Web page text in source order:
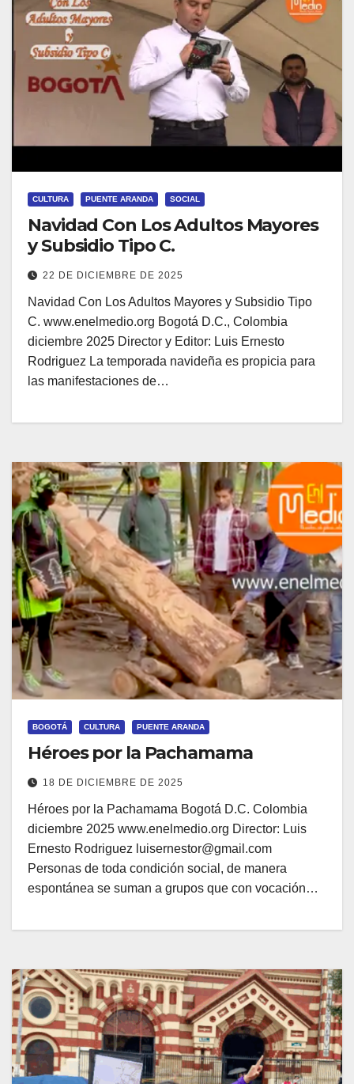
CULTURA PUENTE ARANDA SOCIAL
Navidad Con Los Adultos Mayores
y Subsidio Tipo C.
22 DE DICIEMBRE DE 2025
Navidad Con Los Adultos Mayores y Subsidio Tipo
C. www.enelmedio.org Bogotá D.C., Colombia
diciembre 2025 Director y Editor: Luis Ernesto
Rodriguez La temporada navideña es propicia para
las manifestaciones de…
BOGOTÁ CULTURA PUENTE ARANDA
Héroes por la Pachamama
18 DE DICIEMBRE DE 2025
Héroes por la Pachamama Bogotá D.C. Colombia
diciembre 2025 www.enelmedio.org Director: Luis
Ernesto Rodriguez luisernestor@gmail.com
Personas de toda condición social, de manera
espontánea se suman a grupos que con vocación…